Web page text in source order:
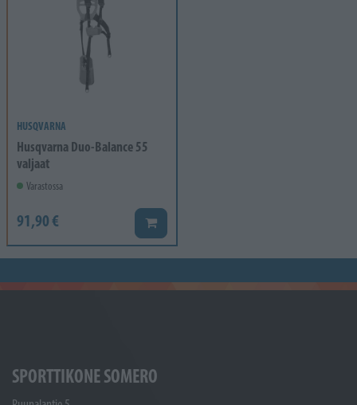
HUSQVARNA
Husqvarna Duo-Balance 55
valjaat
Varastossa
91,90 € Lisää koriin
SPORTTIKONE SOMERO